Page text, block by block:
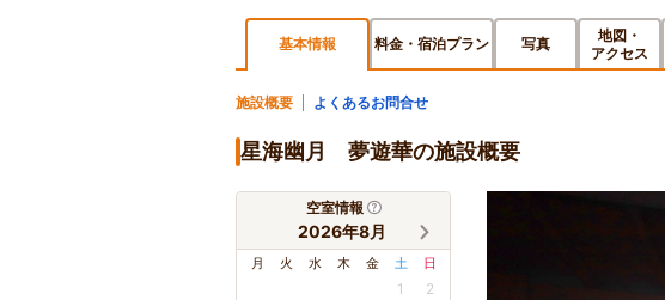
基本情報 料金・宿泊プラン 写真
地図・
アクセス
施設概要 よくあるお問合せ
星海幽月 夢遊華の施設概要
空室情報
2026年8月
月 火 水 木 金 土 日
1 2